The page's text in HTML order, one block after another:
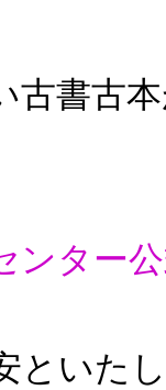
古書古
ンター
といた